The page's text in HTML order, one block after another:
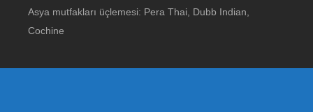
Asya mutfakları üçlemesi: Pera Thai, Dubb Indian,
Cochine